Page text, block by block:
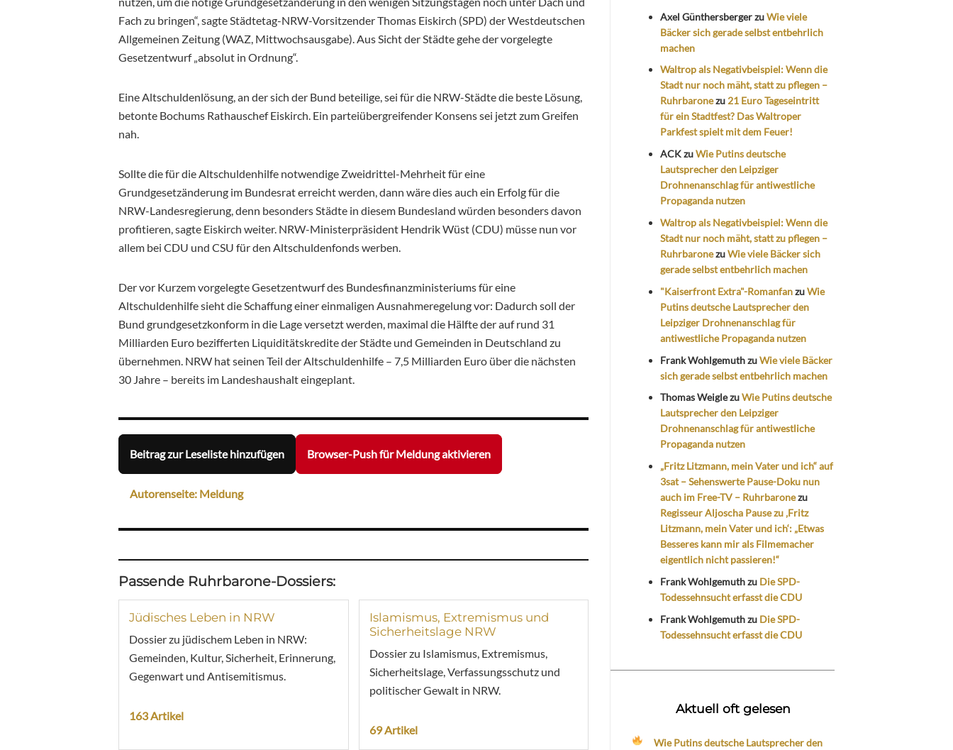
Fach zu bringen“, sagte Städtetag-NRW-Vorsitzender Thomas Eiskirch (SPD) der Westdeutschen
Allgemeinen Zeitung (WAZ, Mittwochsausgabe). Aus Sicht der Städte gehe der vorgelegte
Gesetzentwurf „absolut in Ordnung“.
Eine Altschuldenlösung, an der sich der Bund beteilige, sei für die NRW-Städte die beste Lösung,
betonte Bochums Rathauschef Eiskirch. Ein parteiübergreifender Konsens sei jetzt zum Greifen
nah.
Sollte die für die Altschuldenhilfe notwendige Zweidrittel-Mehrheit für eine
Grundgesetzänderung im Bundesrat erreicht werden, dann wäre dies auch ein Erfolg für die
NRW-Landesregierung, denn besonders Städte in diesem Bundesland würden besonders davon
profitieren, sagte Eiskirch weiter. NRW-Ministerpräsident Hendrik Wüst (CDU) müsse nun vor
allem bei CDU und CSU für den Altschuldenfonds werben.
Der vor Kurzem vorgelegte Gesetzentwurf des Bundesfinanzministeriums für eine
Altschuldenhilfe sieht die Schaffung einer einmaligen Ausnahmeregelung vor: Dadurch soll der
Bund grundgesetzkonform in die Lage versetzt werden, maximal die Hälfte der auf rund 31
Milliarden Euro bezifferten Liquiditätskredite der Städte und Gemeinden in Deutschland zu
übernehmen. NRW hat seinen Teil der Altschuldenhilfe – 7,5 Milliarden Euro über die nächsten
30 Jahre – bereits im Landeshaushalt eingeplant.
Beitrag zur Leseliste hinzufügen Browser-Push für Meldung aktivieren
Autorenseite: Meldung
Passende Ruhrbarone-Dossiers:
Jüdisches Leben in NRW
Dossier zu jüdischem Leben in NRW:
Gemeinden, Kultur, Sicherheit, Erinnerung,
Gegenwart und Antisemitismus.
163 Artikel
Islamismus, Extremismus und
Sicherheitslage NRW
Dossier zu Islamismus, Extremismus,
Sicherheitslage, Verfassungsschutz und
politischer Gewalt in NRW.
69 Artikel
Axel GünthersbergerzuWie viele
Bäcker sich gerade selbst entbehrlich
machen
Waltrop als Negativbeispiel: Wenn die
Stadt nur noch mäht, statt zu pflegen –
Ruhrbaronezu 21 Euro Tageseintritt
für ein Stadtfest? Das Waltroper
Parkfest spielt mit dem Feuer!
ACKzuWie Putins deutsche
Lautsprecher den Leipziger
Drohnenanschlag für antiwestliche
Propaganda nutzen
Waltrop als Negativbeispiel: Wenn die
Stadt nur noch mäht, statt zu pflegen –
RuhrbaronezuWie viele Bäcker sich
gerade selbst entbehrlich machen
"Kaiserfront Extra"-RomanfanzuWie
Putins deutsche Lautsprecher den
Leipziger Drohnenanschlag für
antiwestliche Propaganda nutzen
Frank WohlgemuthzuWie viele Bäcker
sich gerade selbst entbehrlich machen
Thomas WeiglezuWie Putins deutsche
Lautsprecher den Leipziger
Drohnenanschlag für antiwestliche
Propaganda nutzen
„Fritz Litzmann, mein Vater und ich“ auf
3sat – Sehenswerte Pause-Doku nun
auch im Free-TV – Ruhrbaronezu
Regisseur Aljoscha Pause zu ‚Fritz
Litzmann, mein Vater und ich‘: „Etwas
Besseres kann mir als Filmemacher
eigentlich nicht passieren!“
Frank Wohlgemuthzu Die SPD-
Todessehnsucht erfasst die CDU
Frank Wohlgemuthzu Die SPD-
Todessehnsucht erfasst die CDU
Aktuell oft gelesen
Wie Putins deutsche Lautsprecher den